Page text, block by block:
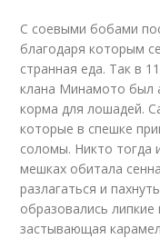
С соевыми бобами
благодаря которым
странная еда. Так в
клана Минамото был
корма для лошадей.
которые в спешке
соломы. Никто тогда
мешках обитала
разлагаться и
образовались
застывающая